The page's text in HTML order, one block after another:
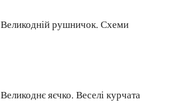
Великодній рушничок. Схеми
Великоднє яєчко. Веселі курчата